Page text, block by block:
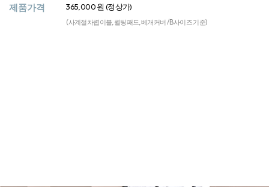
제품가격 365,000 원 (정상가)
(사계절차렵이불, 퀼팅패드, 베개커버 / B사이즈 기준)